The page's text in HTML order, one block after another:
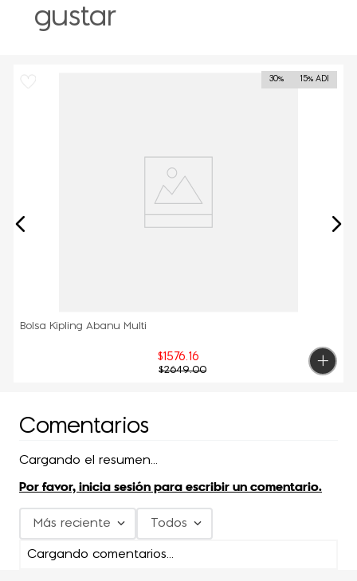
gustar
30% 15% ADI
Bolsa Kipling Abanu Multi
$1576.16
$2649.00
Comentarios
Cargando el resumen…
Por favor, inicia sesión para escribir un comentario.
Más reciente Todos
Cargando comentarios…